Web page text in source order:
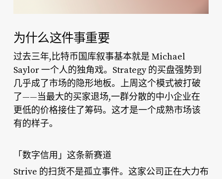
为什么这件事重要
过去三年,比特币国库叙事基本就是 Michael
Saylor 一个人的独角戏。Strategy 的买盘强势到
几乎成了市场的隐形地板。上周这个模式被打破
了——当最大的买家退场,一群分散的中小企业在
更低的价格接住了筹码。这才是一个成熟市场该
有的样子。
「数字信用」这条新赛道
Strive 的扫货不是孤立事件。这家公司正在大力布